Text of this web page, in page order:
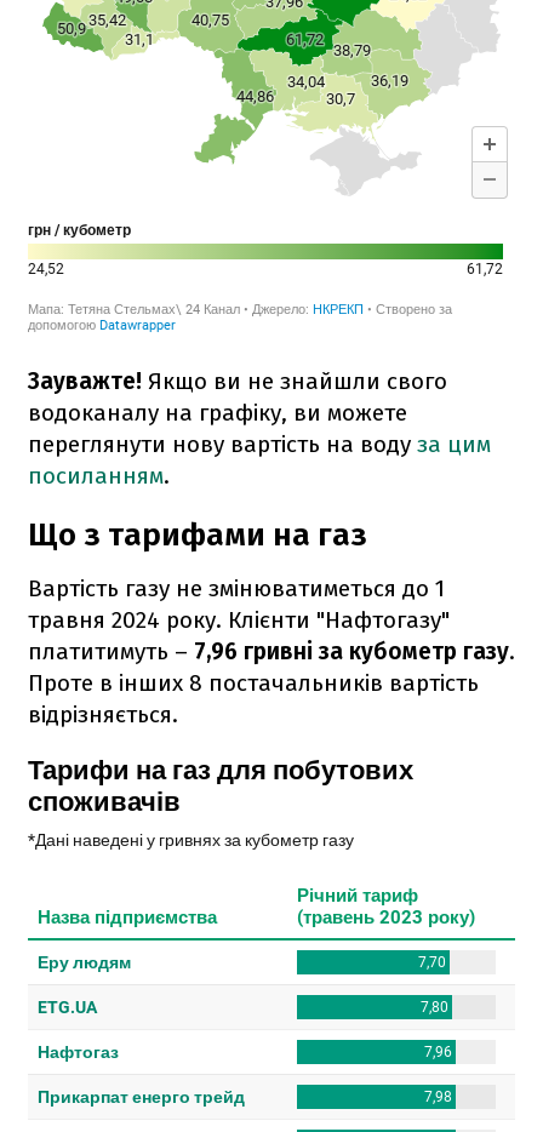
Зауважте! Якщо ви не знайшли свого
водоканалу на графіку, ви можете
переглянути нову вартість на воду за цим
посиланням.
Що з тарифами на газ
Вартість газу не змінюватиметься до 1
травня 2024 року. Клієнти "Нафтогазу"
платитимуть – 7,96 гривні за кубометр газу.
Проте в інших 8 постачальників вартість
відрізняється.